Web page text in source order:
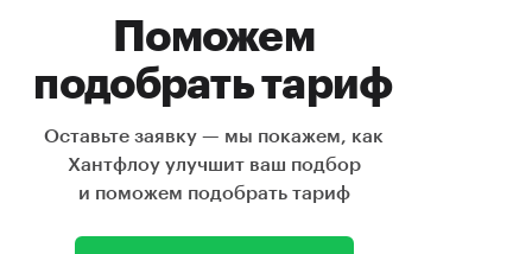
Поможем
подобрать тариф
Оставьте заявку — мы покажем, как
Хантфлоу улучшит ваш подбор
и поможем подобрать тариф